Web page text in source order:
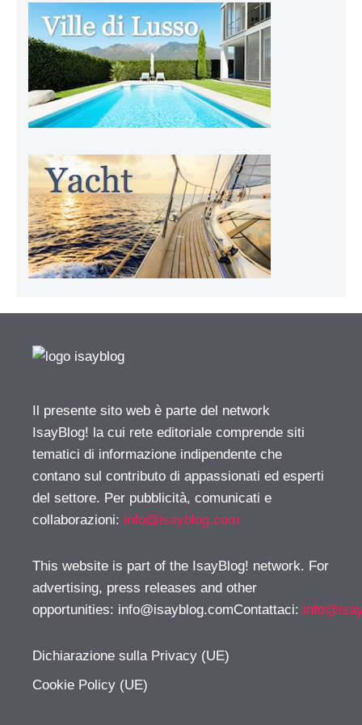
Il presente sito web è parte del network
IsayBlog! la cui rete editoriale comprende siti
tematici di informazione indipendente che
contano sul contributo di appassionati ed esperti
del settore. Per pubblicità, comunicati e
collaborazioni: info@isayblog.com
This website is part of the IsayBlog! network. For
advertising, press releases and other
opportunities: info@isayblog.comContattaci:
Dichiarazione sulla Privacy (UE)
Cookie Policy (UE)